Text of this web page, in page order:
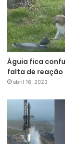
Águia fica
falta de
abril 16, 2023